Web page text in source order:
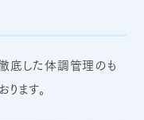
底した体調管理のも
ます。